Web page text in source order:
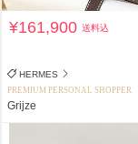
¥161,900送料込
HERMES
PREMIUM PERSONAL SHOPPER
Grijze